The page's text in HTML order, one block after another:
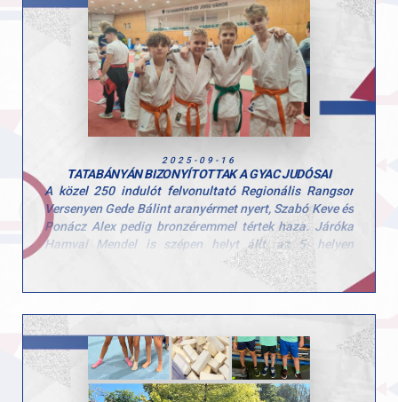
győztes és egy vesztes mérkőzéssel zárta a napot.
Tapasztalatot szerzett, ami segíti a továbblépésben.
Gratulálunk a versenyzőknek és az edzőknek a
befektetett munkáért! Csak így tovább!
2025-09-16
TATABÁNYÁN BIZONYÍTOTTAK A GYAC JUDÓSAI
A közel 250 indulót felvonultató Regionális Rangsor
Versenyen Gede Bálint aranyérmet nyert, Szabó Keve és
Ponácz Alex pedig bronzéremmel tértek haza. Járóka
Hamvai Mendel is szépen helyt állt, az 5. helyen
végzett. A fiúk ügyesen helyt álltak a tatamin, amire
mindannyian büszkék lehetünk! Gratulálunk
mindenkinek, csak így tovább az őszi szezonban!